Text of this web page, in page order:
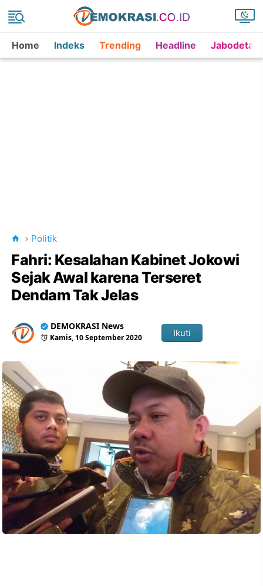
Home Indeks Trending Headline
Politik
Fahri: Kesalahan Kabinet Jokowi
Sejak Awal karena Terseret
Dendam Tak Jelas
DEMOKRASI News
Kamis, 10 September 2020 Ikuti